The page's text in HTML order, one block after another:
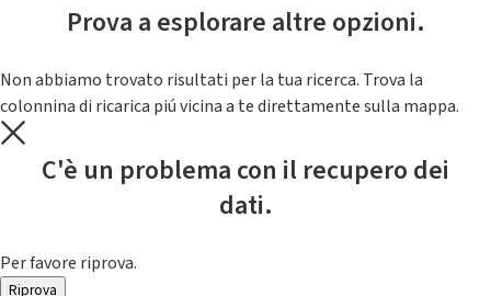
Prova a esplorare altre opzioni.
Non abbiamo trovato risultati per la tua ricerca. Trova la
colonnina di ricarica piú vicina a te direttamente sulla mappa.
C'è un problema con il recupero dei
dati.
Per favore riprova.
Riprova